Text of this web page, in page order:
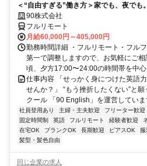
＜“自由すぎる”働き方＞家でも、夜でも
90株式会社
フルリモート
月給60,000円～405,000円
勤務時間詳細 ・フルリモート・フル
第一で調整しますので、お気軽にご
頃、夕方17:00〜24:00の時間帯を中心
仕事内容 「せっかく身につけた英語
せんか？」 “もう挫折したくない”と
クール 「90 English」を運営していま
社員登用あり 主婦・主夫歓迎 フリーター歓迎
固定時間制
英語 フルリモート 経験者歓迎
在宅OK
ブランクOK 長期歓迎 ピアスOK 服
髪型・髪色自由
同じ企業の求人